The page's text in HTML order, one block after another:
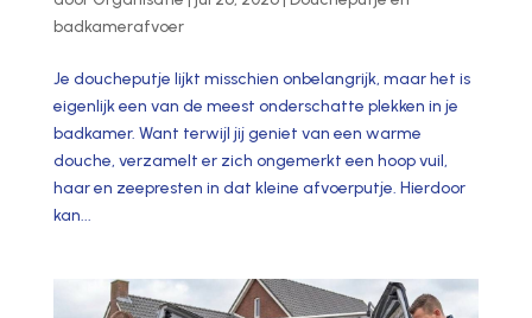
badkamerafvoer
Je doucheputje lijkt misschien onbelangrijk, maar het is
eigenlijk een van de meest onderschatte plekken in je
badkamer. Want terwijl jij geniet van een warme
douche, verzamelt er zich ongemerkt een hoop vuil,
haar en zeepresten in dat kleine afvoerputje. Hierdoor
kan...